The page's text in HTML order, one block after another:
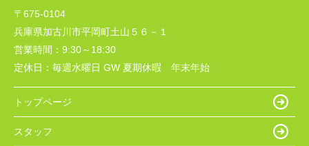
〒675-0104
兵庫県加古川市平岡町土山５６－１
営業時間： 9:30～18:30
定休日： 毎週水曜日 GW 夏期休暇 年末年始
トップページ
スタッフ